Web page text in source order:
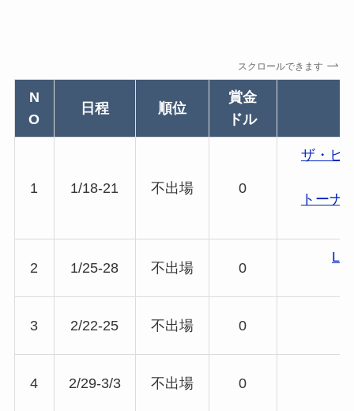
スクロールできます
N
O
日程 順位
賞金
ドル
1 1/18-21 不出場 0
ザ・ヒ
トーナ
2 1/25-28 不出場 0
3 2/22-25 不出場 0
4 2/29-3/3 不出場 0